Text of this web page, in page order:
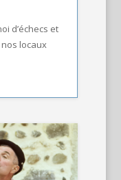
d’échecs et
locaux